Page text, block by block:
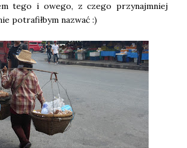
tego i owego, z czego przynajmniej
potrafiłbym nazwać :)